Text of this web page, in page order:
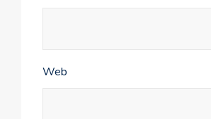
Web